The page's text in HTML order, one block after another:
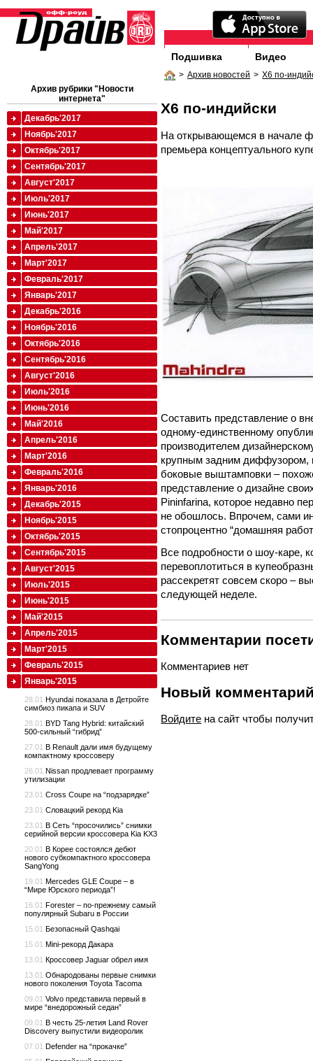
Подшивка Видео
> Архив новостей > X6 по-
X6 по-индийски
На открывающемся в начале
премьера концептуального
Составить представление о
одному-единственному
производителем
крупным задним
боковые выштамповки –
представление о дизайне
Pininfarina, которое недавно
не обошлось. Впрочем, сами
стопроцентно “домашняя
Все подробности о шоу-каре,
перевоплотиться в
рассекретят совсем скоро –
следующей неделе.
Комментарии
Комментариев нет
Новый
Войдите на сайт чтобы
Архив рубрики "Новости
интернета"
Декабрь'2017
Ноябрь'2017
Октябрь'2017
Сентябрь'2017
Август'2017
Июль'2017
Июнь'2017
Май'2017
Апрель'2017
Март'2017
Февраль'2017
Январь'2017
Декабрь'2016
Ноябрь'2016
Октябрь'2016
Сентябрь'2016
Август'2016
Июль'2016
Июнь'2016
Май'2016
Апрель'2016
Март'2016
Февраль'2016
Январь'2016
Декабрь'2015
Ноябрь'2015
Октябрь'2015
Сентябрь'2015
Август'2015
Июль'2015
Июнь'2015
Май'2015
Апрель'2015
Март'2015
Февраль'2015
Январь'2015
28.01 Hyundai показала в Детройте
симбиоз пикапа и SUV
28.01 BYD Tang Hybrid: китайский
500-сильный “гибрид”
27.01 В Renault дали имя будущему
компактному кроссоверу
26.01 Nissan продлевает программу
утилизации
23.01 Cross Coupe на “подзарядке”
23.01 Словацкий рекорд Kia
23.01 В Сеть “просочились” снимки
серийной версии кроссовера Kia KX3
20.01 В Корее состоялся дебют
нового субкомпактного кроссовера
SangYong
19.01 Mercedes GLE Coupe – в
“Мире Юрского периода”!
16.01 Forester – по-прежнему самый
популярный Subaru в России
15.01 Безопасный Qashqai
15.01 Mini-рекорд Дакара
13.01 Кроссовер Jaguar обрел имя
13.01 Обнародованы первые снимки
нового поколения Toyota Tacoma
09.01 Volvo представила первый в
мире “внедорожный седан”
09.01 В честь 25-летия Land Rover
Discovery выпустили видеоролик
07.01 Defender на “прокачке”